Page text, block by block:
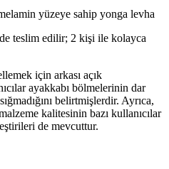
yüzeye sahip yonga levha
teslim edilir; 2 kişi ile kolayca
için arkası açık
ayakkabı bölmelerinin dar
belirtmişlerdir. Ayrıca,
kalitesinin bazı kullanıcılar
de mevcuttur.